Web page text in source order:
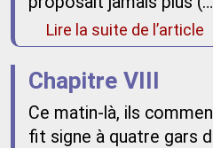
Lire la suite de l’article
Chapitre VIII
Ce matin-là, ils
fit signe à quatre gars